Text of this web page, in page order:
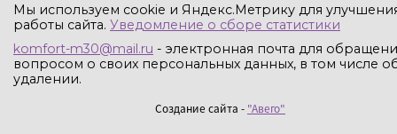
Мы используем cookie и Яндекс.Метрику для
работы сайта. Уведомление о сборе статистики
komfort-m30@mail.ru - электронная почта для
вопросом о своих персональных данных, в том числе
удалении.
Создание сайта - "Авего"